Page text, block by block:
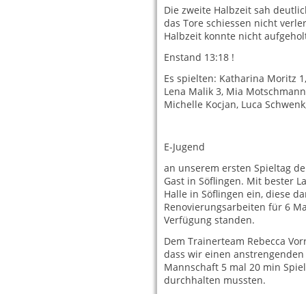
Die zweite Halbzeit sah
das Tore schiessen nicht
Halbzeit konnte nicht
Enstand 13:18 !
Es spielten: Katharina Moritz
Lena Malik 3, Mia
Michelle Kocjan, Luca
E-Jugend
an unserem ersten Spieltag
Gast in Söflingen. Mit bester
Halle in Söflingen ein, diese
Renovierungsarbeiten für 6
Verfügung standen.
Dem Trainerteam Rebecca
dass wir einen
Mannschaft 5 mal 20 min
durchhalten mussten.